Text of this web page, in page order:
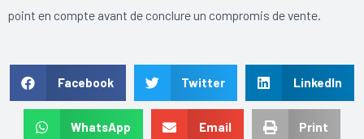
point en compte avant de conclure un compromis de vente.
Facebook Twitter LinkedIn
WhatsApp Email Print